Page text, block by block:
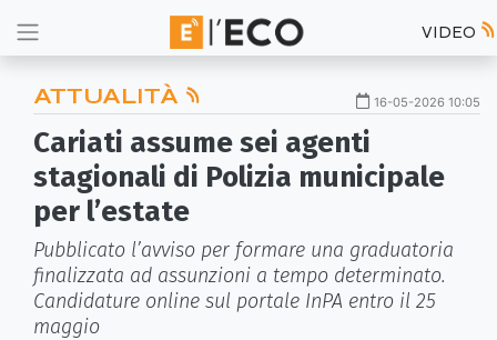
VIDEO
ATTUALITÀ 16-05-2026 10:05
Cariati assume sei agenti
stagionali di Polizia municipale
per l’estate
Pubblicato l’avviso per formare una graduatoria
finalizzata ad assunzioni a tempo determinato.
Candidature online sul portale InPA entro il 25
maggio